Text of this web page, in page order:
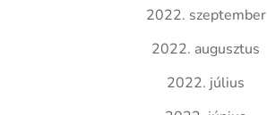
2022. szeptember
2022. augusztus
2022. július